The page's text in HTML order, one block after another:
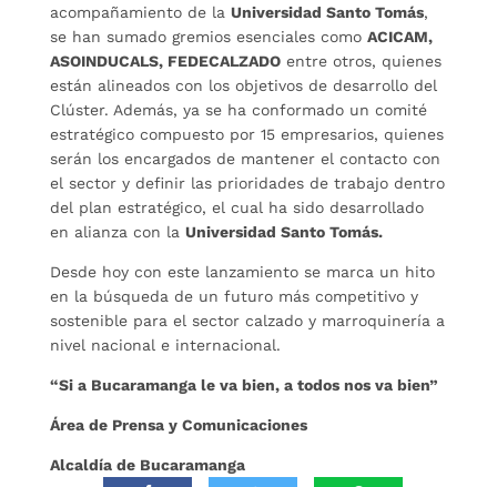
acompañamiento de la Universidad Santo Tomás,
se han sumado gremios esenciales como ACICAM,
ASOINDUCALS, FEDECALZADOentre otros, quienes
están alineados con los objetivos de desarrollo del
Clúster. Además, ya se ha conformado un comité
estratégico compuesto por 15 empresarios, quienes
serán los encargados de mantener el contacto con
el sector y definir las prioridades de trabajo dentro
del plan estratégico, el cual ha sido desarrollado
en alianza con la Universidad Santo Tomás.
Desde hoy con este lanzamiento se marca un hito
en la búsqueda de un futuro más competitivo y
sostenible para el sector calzado y marroquinería a
nivel nacional e internacional.
“Si a Bucaramanga le va bien, a todos nos va bien”
Área de Prensa y Comunicaciones
Alcaldía de Bucaramanga